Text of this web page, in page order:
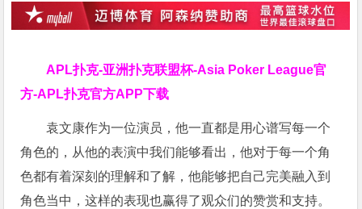
APL扑克-亚洲扑克联盟杯-Asia Poker League官
方-APL扑克官方APP下载
袁文康作为一位演员，他一直都是用心谱写每一个
角色的，从他的表演中我们能够看出，他对于每一个角
色都有着深刻的理解和了解，他能够把自己完美融入到
角色当中，这样的表现也赢得了观众们的赞赏和支持。